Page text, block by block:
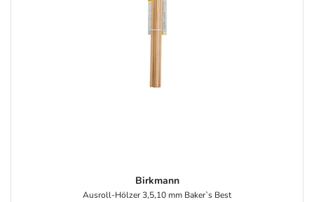
Birkmann
Ausroll-Hölzer 3,5,10 mm Baker`s Best